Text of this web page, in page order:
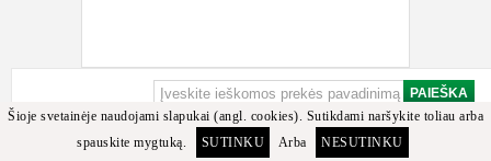
Apgailestaujame, bet minėtos detalės arba jos analogų tarp turimų prekių nerasta.
Šioje svetainėje naudojami slapukai (angl. cookies). Sutikdami naršykite toliau arba
spauskite mygtuką.
SUTINKU Arba NESUTINKU